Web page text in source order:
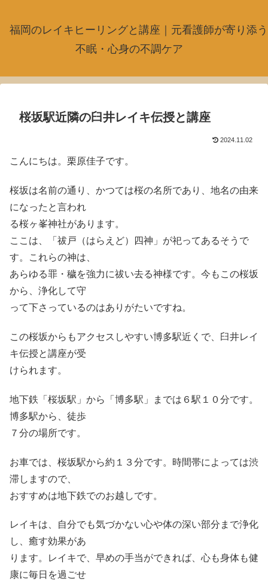
福岡のレイキヒーリングと講座｜元看護師が寄り添う
不眠・心身の不調ケア
桜坂駅近隣の臼井レイキ伝授と講座
2024.11.02
こんにちは。栗原佳子です。
桜坂は名前の通り、かつては桜の名所であり、地名の由来
になったと言われ
る桜ヶ峯神社があります。
ここは、「祓戸（はらえど）四神」が祀ってあるそうで
す。これらの神は、
あらゆる罪・穢を強力に祓い去る神様です。今もこの桜坂
から、浄化して守
って下さっているのはありがたいですね。
この桜坂からもアクセスしやすい博多駅近くで、臼井レイ
キ伝授と講座が受
けられます。
地下鉄「桜坂駅」から「博多駅」までは６駅１０分です。
博多駅から、徒歩
７分の場所です。
お車では、桜坂駅から約１３分です。時間帯によっては渋
滞しますので、
おすすめは地下鉄でのお越しです。
レイキは、自分でも気づかない心や体の深い部分まで浄化
し、癒す効果があ
ります。レイキで、早めの手当ができれば、心も身体も健
康に毎日を過ごせ